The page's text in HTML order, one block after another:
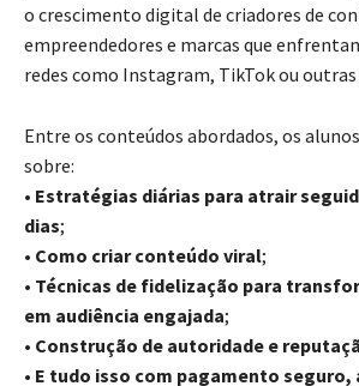
o crescimento digital de criadores de
empreendedores e marcas que
redes como Instagram, TikTok ou
Entre os conteúdos abordados, os
sobre:
• Estratégias diárias para atrair
dias;
• Como criar conteúdo viral;
• Técnicas de fidelização para
em audiência engajada;
• Construção de autoridade e
• E tudo isso com pagamento seguro,